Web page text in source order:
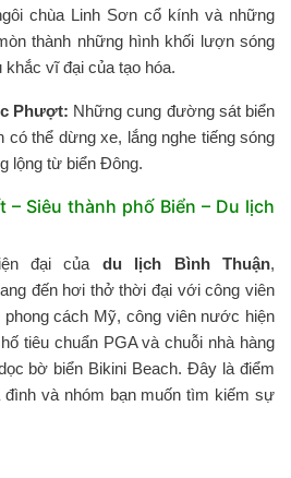
chùa Linh Sơn cổ kính và những
thành những hình khối lượn sóng
vĩ đại của tạo hóa.
Phượt: Những cung đường sát biển
có thể dừng xe, lắng nghe tiếng sóng
lộng từ biển Đông.
– Siêu thành phố Biển – Du lịch
đại của du lịch Bình Thuận,
đến hơi thở thời đại với công viên
cách Mỹ, công viên nước hiện
tiêu chuẩn PGA và chuỗi nhà hàng
bờ biển Bikini Beach. Đây là điểm
và nhóm bạn muốn tìm kiếm sự